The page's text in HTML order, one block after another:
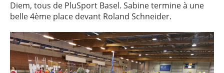
Diem, tous de PluSport Basel. Sabine termine à une
belle 4ème place devant Roland Schneider.